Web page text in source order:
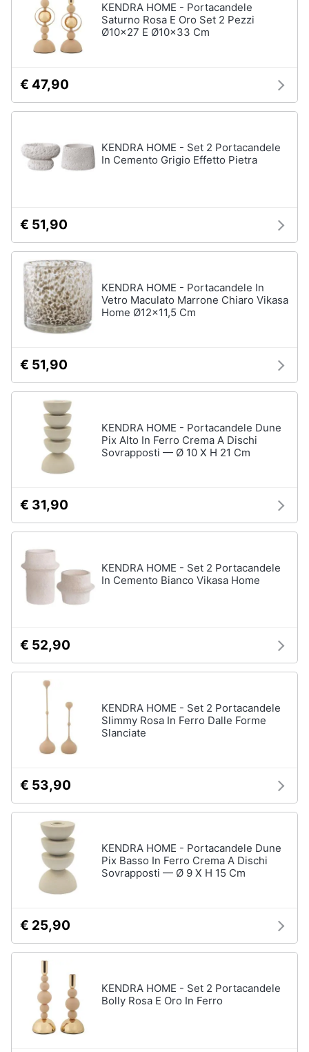
KENDRA HOME - Portacandele
Saturno Rosa E Oro Set 2 Pezzi
Ø10x27 E Ø10x33 Cm
€ 47,90
KENDRA HOME - Set 2 Portacandele
In Cemento Grigio Effetto Pietra
€ 51,90
KENDRA HOME - Portacandele In
Vetro Maculato Marrone Chiaro Vikasa
Home Ø12x11,5 Cm
€ 51,90
KENDRA HOME - Portacandele Dune
Pix Alto In Ferro Crema A Dischi
Sovrapposti — Ø 10 X H 21 Cm
€ 31,90
KENDRA HOME - Set 2 Portacandele
In Cemento Bianco Vikasa Home
€ 52,90
KENDRA HOME - Set 2 Portacandele
Slimmy Rosa In Ferro Dalle Forme
Slanciate
€ 53,90
KENDRA HOME - Portacandele Dune
Pix Basso In Ferro Crema A Dischi
Sovrapposti — Ø 9 X H 15 Cm
€ 25,90
KENDRA HOME - Set 2 Portacandele
Bolly Rosa E Oro In Ferro